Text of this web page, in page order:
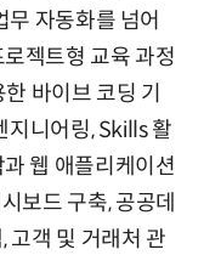
자동화를 넘어
젝트형 교육 과정
바이브 코딩 기
지니어링, Skills 활
웹 애플리케이션
보드 구축, 공공데
고객 및 거래처 관